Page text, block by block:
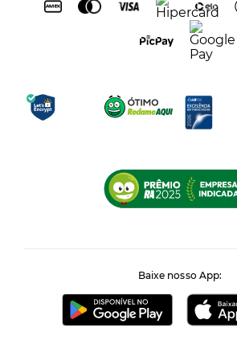
Baixe nosso App: